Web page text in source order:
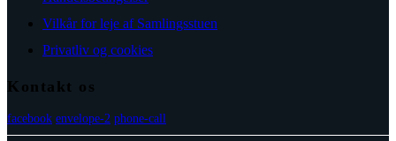
Vilkår for leje af Samlingsstuen
Privatliv og cookies
Kontakt os
facebook envelope-2 phone-call